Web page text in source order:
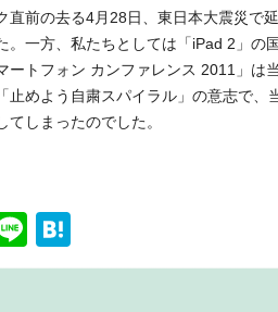
前の去る4月28日、東日本大震災で
。一方、私たちとしては「iPad 2」の
ートフォン カンファレンス 2011」は
止めよう自粛スパイラル」の意志で、
しまったのでした。
Li
n
at